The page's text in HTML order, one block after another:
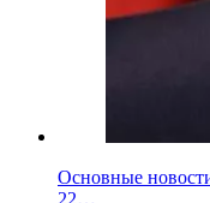
Основные